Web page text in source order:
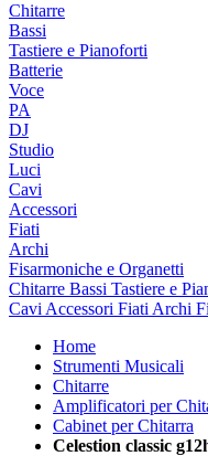
Chitarre
Bassi
Tastiere e Pianoforti
Batterie
Voce
PA
DJ
Studio
Luci
Cavi
Accessori
Fiati
Archi
Fisarmoniche e Organetti
Chitarre Bassi Tastiere e
Cavi Accessori Fiati Archi
Home
Strumenti Musicali
Chitarre
Amplificatori per
Cabinet per Chitarra
Celestion classic